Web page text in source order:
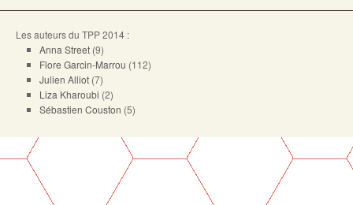
Les auteurs du TPP 2014 :
Anna Street (9)
Flore Garcin-Marrou (112)
Julien Alliot (7)
Liza Kharoubi (2)
Sébastien Couston (5)